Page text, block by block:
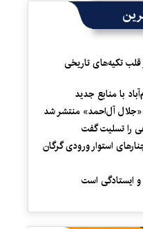
قلب تکیه‌های تاریخی
با منابع جدید
«جلال آل‌احمد» منتشر شد
را تسلیت گفت
استوار ورودی گرگان
ایستادگی است